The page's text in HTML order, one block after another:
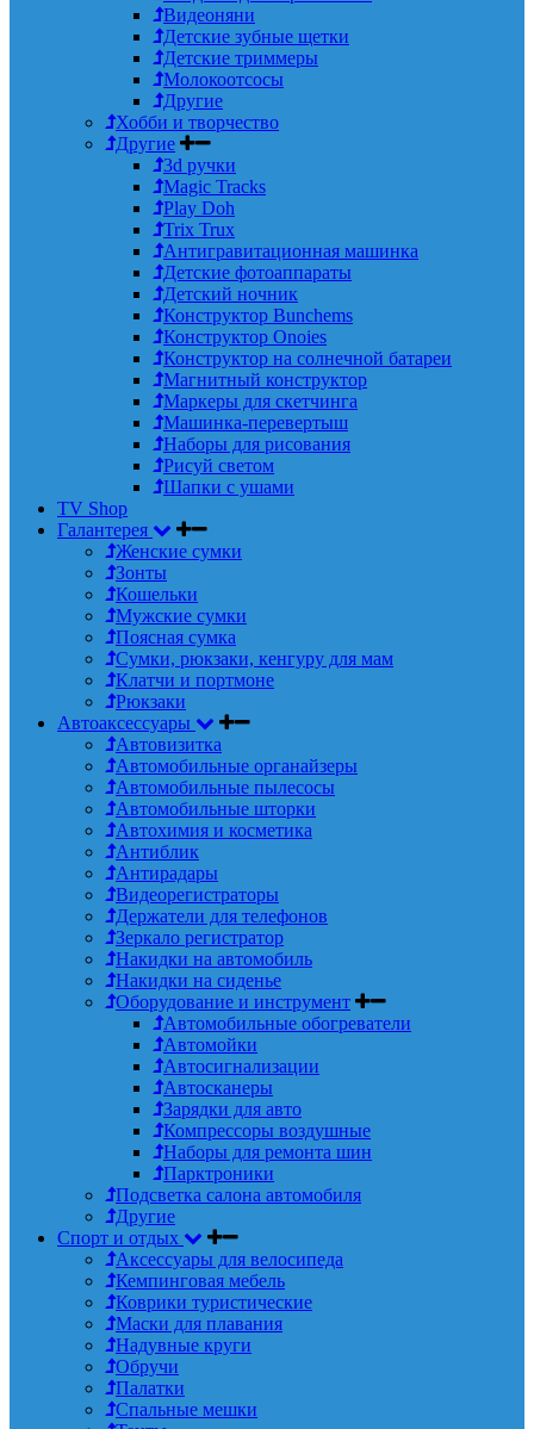
Видеоняни
Детские зубные щетки
Детские триммеры
Молокоотсосы
Другие
Хобби и творчество
Другие
3d ручки
Magic Tracks
Play Doh
Trix Trux
Антигравитационная машинка
Детские фотоаппараты
Детский ночник
Конструктор Bunchems
Конструктор Onoies
Конструктор на солнечной батареи
Магнитный конструктор
Маркеры для скетчинга
Машинка-перевертыш
Наборы для рисования
Рисуй светом
Шапки с ушами
TV Shop
Галантерея
Женские сумки
Зонты
Кошельки
Мужские сумки
Поясная сумка
Сумки, рюкзаки, кенгуру для мам
Клатчи и портмоне
Рюкзаки
Автоаксессуары
Автовизитка
Автомобильные органайзеры
Автомобильные пылесосы
Автомобильные шторки
Автохимия и косметика
Антиблик
Антирадары
Видеорегистраторы
Держатели для телефонов
Зеркало регистратор
Накидки на автомобиль
Накидки на сиденье
Оборудование и инструмент
Автомобильные обогреватели
Автомойки
Автосигнализации
Автосканеры
Зарядки для авто
Компрессоры воздушные
Наборы для ремонта шин
Парктроники
Подсветка салона автомобиля
Другие
Спорт и отдых
Аксессуары для велосипеда
Кемпинговая мебель
Коврики туристические
Маски для плавания
Надувные круги
Обручи
Палатки
Спальные мешки